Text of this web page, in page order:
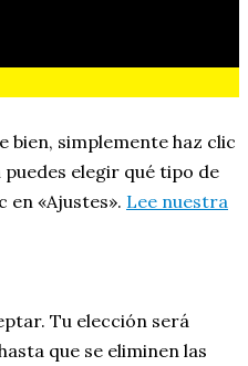
bien, simplemente haz clic
elegir qué tipo de
en «Ajustes». Lee nuestra
Tu elección será
que se eliminen las